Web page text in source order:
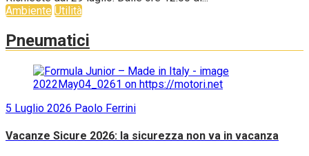
Ambiente Utilità
Pneumatici
5 Luglio 2026 Paolo Ferrini
Vacanze Sicure 2026: la sicurezza non va in vacanza